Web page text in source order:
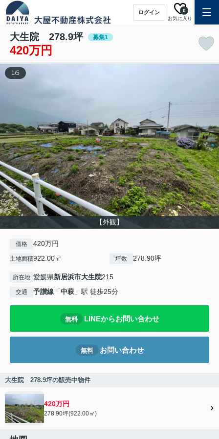
ログイン
お気に入り
0
大生院 278.9坪 募集1
420万円
【外観】
1/5
価格 420万円
土地面積922.00㎡ 坪数 278.90坪
所在地 愛媛県新居浜市大生院215
交通 予讃線 「中萩 」駅 徒歩25分
無料 LINEからお問い合わせ
無料 お問い合わせ
大生院 278.9坪の販売中物件
420万円
278.90坪(922.00㎡)